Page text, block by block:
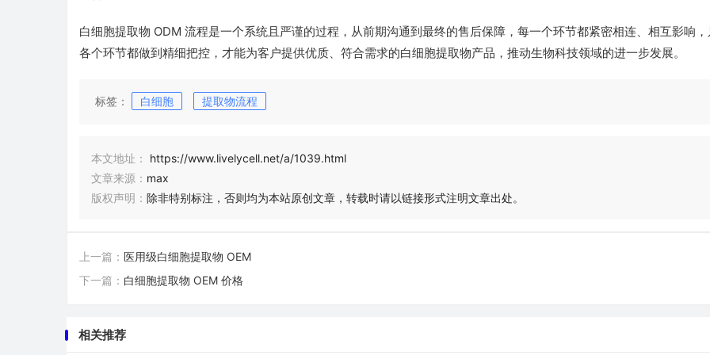
白细胞提取物 ODM 流程是一个系统且严谨的过程，从前期沟通到最终的售后保障，每一个环节都紧密相连、相互影响
各个环节都做到精细把控，才能为客户提供优质、符合需求的白细胞提取物产品，推动生物科技领域的进一步发展。
标签： 白细胞 提取物流程
本文地址：
https://www.livelycell.net/a/1039.html
文章来源： max
版权声明： 除非特别标注，否则均为本站原创文章，转载时请以链接形式注明文章出处。
上一篇： 医用级白细胞提取物 OEM
下一篇： 白细胞提取物 OEM 价格
相关推荐